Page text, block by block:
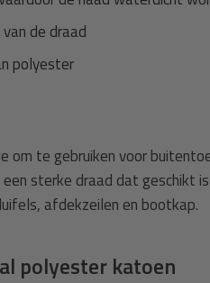
de draad
polyester
om te gebruiken voor
sterke draad dat geschikt
afdekzeilen en bootkap.
polyester katoen